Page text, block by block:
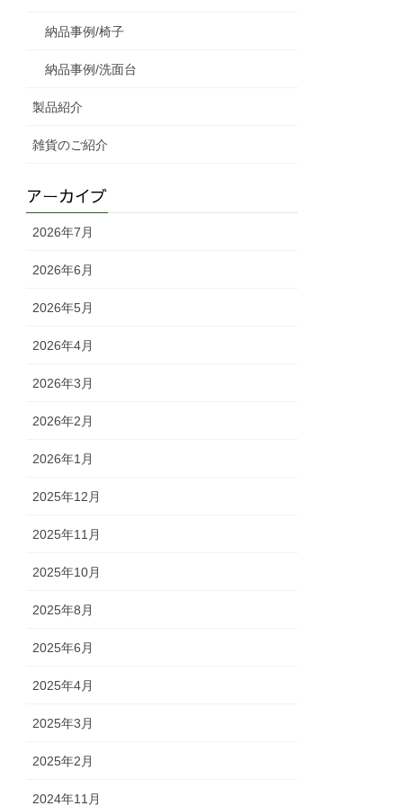
納品事例/椅子
納品事例/洗面台
製品紹介
雑貨のご紹介
アーカイブ
2026年7月
2026年6月
2026年5月
2026年4月
2026年3月
2026年2月
2026年1月
2025年12月
2025年11月
2025年10月
2025年8月
2025年6月
2025年4月
2025年3月
2025年2月
2024年11月